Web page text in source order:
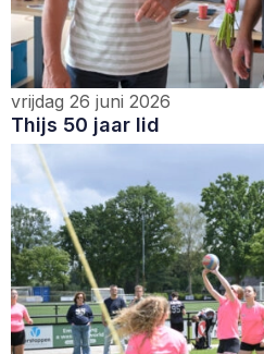
vrijdag 26 juni 2026
Thijs 50 jaar lid